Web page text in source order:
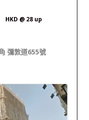
@ 28 up
彌敦道655號